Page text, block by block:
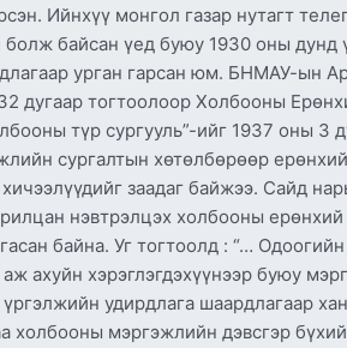
Ийнхүү монгол газар нутагт
байсан үед буюу 1930 оны дунд
урган гарсан юм. БНМАУ-ын
дугаар тогтоолоор Холбооны
түр сургууль”-ийг 1937 оны 3
сургалтын хөтөлбөрөөр
заадаг байжээ. Сайд
нэвтрэлцэх холбооны
байна. Уг тогтоолд : “…
ахуйн хэрэглэгдэхүүнээр буюу
удирдлага шаардлагаар
холбооны мэргэжлийн дэвсгэр